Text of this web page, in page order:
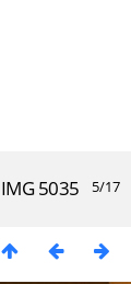
5/17
IMG 5035